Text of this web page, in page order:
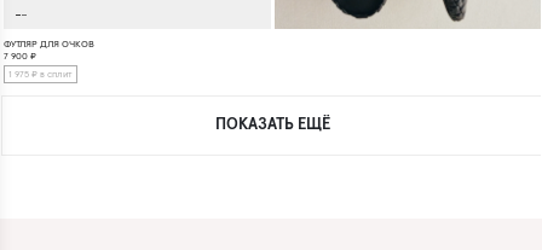
ФУТЛЯР ДЛЯ ОЧКОВ
7 900 ₽
1 975 ₽ в сплит
ПОКАЗАТЬ ЕЩЁ